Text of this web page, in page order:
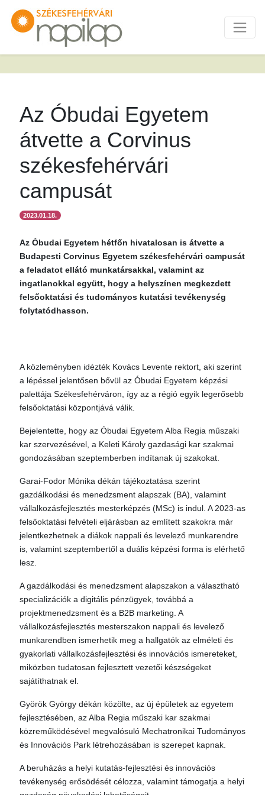
Az Óbudai Egyetem
átvette a Corvinus
székesfehérvári
campusát
2023.01.18.
Az Óbudai Egyetem hétfőn hivatalosan is átvette a
Budapesti Corvinus Egyetem székesfehérvári campusát
a feladatot ellátó munkatársakkal, valamint az
ingatlanokkal együtt, hogy a helyszínen megkezdett
felsőoktatási és tudományos kutatási tevékenység
folytatódhasson.
A közleményben idézték Kovács Levente rektort, aki szerint
a lépéssel jelentősen bővül az Óbudai Egyetem képzési
palettája Székesfehérváron, így az a régió egyik legerősebb
felsőoktatási központjává válik.
Bejelentette, hogy az Óbudai Egyetem Alba Regia műszaki
kar szervezésével, a Keleti Károly gazdasági kar szakmai
gondozásában szeptemberben indítanak új szakokat.
Garai-Fodor Mónika dékán tájékoztatása szerint
gazdálkodási és menedzsment alapszak (BA), valamint
vállalkozásfejlesztés mesterképzés (MSc) is indul. A 2023-as
felsőoktatási felvételi eljárásban az említett szakokra már
jelentkezhetnek a diákok nappali és levelező munkarendre
is, valamint szeptembertől a duális képzési forma is elérhető
lesz.
A gazdálkodási és menedzsment alapszakon a választható
specializációk a digitális pénzügyek, továbbá a
projektmenedzsment és a B2B marketing. A
vállalkozásfejlesztés mesterszakon nappali és levelező
munkarendben ismerhetik meg a hallgatók az elméleti és
gyakorlati vállalkozásfejlesztési és innovációs ismereteket,
miközben tudatosan fejlesztett vezetői készségeket
sajátíthatnak el.
Györök György dékán közölte, az új épületek az egyetem
fejlesztésében, az Alba Regia műszaki kar szakmai
közreműködésével megvalósuló Mechatronikai Tudományos
és Innovációs Park létrehozásában is szerepet kapnak.
A beruházás a helyi kutatás-fejlesztési és innovációs
tevékenység erősödését célozza, valamint támogatja a helyi